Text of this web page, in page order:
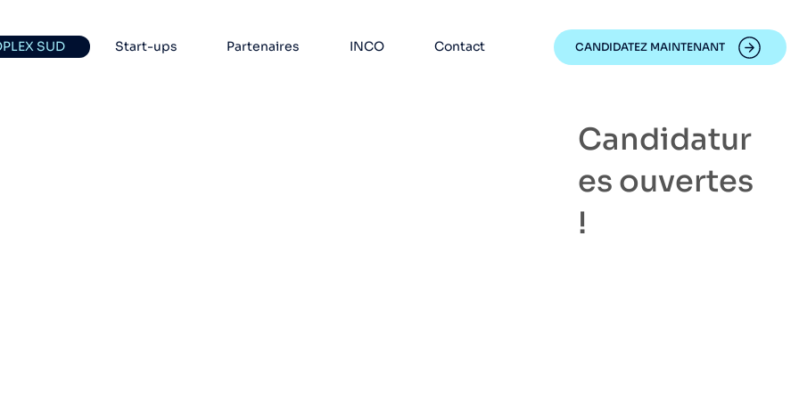
SUD Start-ups Partenaires INCO Contact CANDIDATEZ MAINTENANT
Candidatur
es ouvertes
!